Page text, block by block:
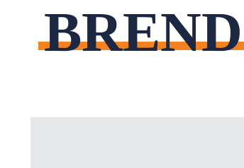
BREND